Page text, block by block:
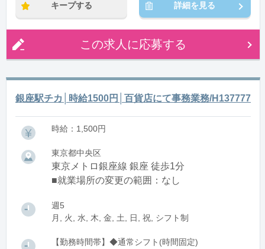
キープする 詳細を見る
この求人に応募する
銀座駅チカ│時給1500円│百貨店にて事務業務/H137777
時給：1,500円
東京都中央区
東京メトロ銀座線 銀座 徒歩1分
■就業場所の変更の範囲：なし
週5
月, 火, 水, 木, 金, 土, 日, 祝, シフト制
【勤務時間帯】◆通常シフト(時間固定)